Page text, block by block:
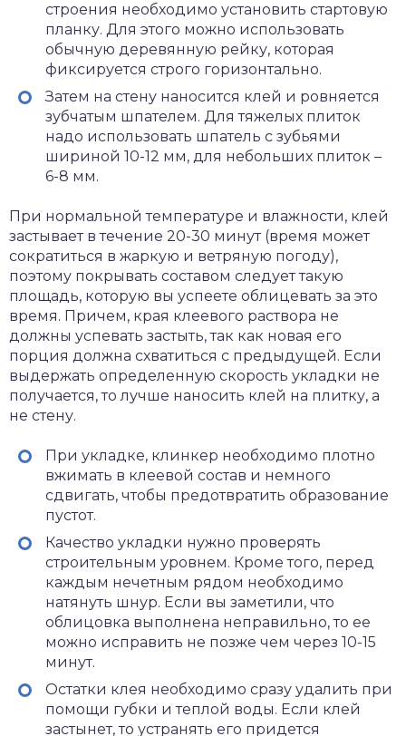
строения необходимо установить стартовую
планку. Для этого можно использовать
обычную деревянную рейку, которая
фиксируется строго горизонтально.
Затем на стену наносится клей и ровняется
зубчатым шпателем. Для тяжелых плиток
надо использовать шпатель с зубьями
шириной 10-12 мм, для небольших плиток –
6-8 мм.
При нормальной температуре и влажности, клей
застывает в течение 20-30 минут (время может
сократиться в жаркую и ветряную погоду),
поэтому покрывать составом следует такую
площадь, которую вы успеете облицевать за это
время. Причем, края клеевого раствора не
должны успевать застыть, так как новая его
порция должна схватиться с предыдущей. Если
выдержать определенную скорость укладки не
получается, то лучше наносить клей на плитку, а
не стену.
При укладке, клинкер необходимо плотно
вжимать в клеевой состав и немного
сдвигать, чтобы предотвратить образование
пустот.
Качество укладки нужно проверять
строительным уровнем. Кроме того, перед
каждым нечетным рядом необходимо
натянуть шнур. Если вы заметили, что
облицовка выполнена неправильно, то ее
можно исправить не позже чем через 10-15
минут.
Остатки клея необходимо сразу удалить при
помощи губки и теплой воды. Если клей
застынет, то устранять его придется